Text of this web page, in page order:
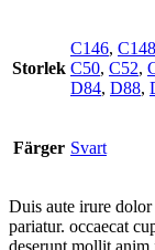
Storlek
C146, C148
C50, C52,
D84, D88,
Färger Svart
Duis aute irure
pariatur. occaecat